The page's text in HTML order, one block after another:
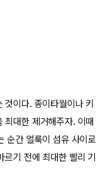
것이다. 종이타월이나 키
최대한 제거해주자. 이때
순간 얼룩이 섬유 사이로
르기 전에 최대한 빨리 기